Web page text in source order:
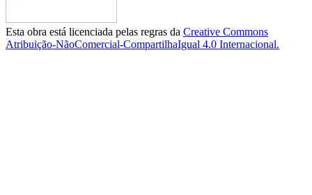
Esta obra está licenciada pelas regras da Creative Commons
Atribuição-NãoComercial-CompartilhaIgual 4.0 Internacional.